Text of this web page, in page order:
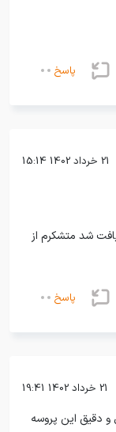
پاسخ
21 خرداد 1402 15:14
شد متشکرم از
پاسخ
21 خرداد 1402 19:41
و دقیق این پروسه